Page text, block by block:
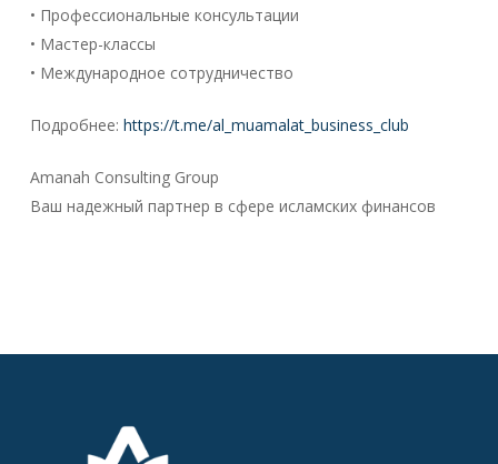
• Профессиональные консультации
• Мастер-классы
• Международное сотрудничество
Подробнее: https://t.me/al_muamalat_business_club
Amanah Consulting Group
Ваш надежный партнер в сфере исламских финансов